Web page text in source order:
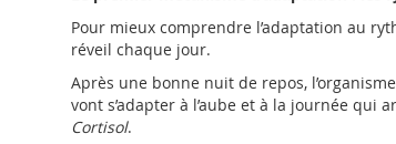
Pour mieux comprendre l’adaptation au
réveil chaque jour.
Après une bonne nuit de repos,
vont s’adapter à l’aube et à la journée
Cortisol.